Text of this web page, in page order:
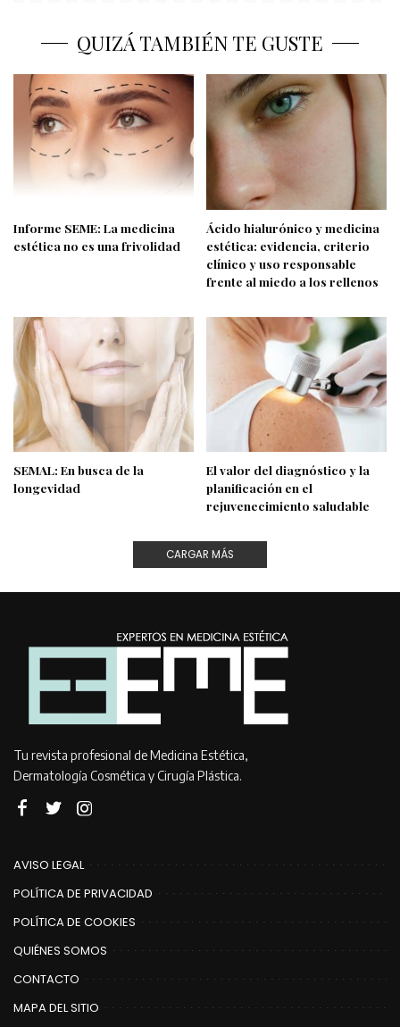
QUIZÁ TAMBIÉN TE GUSTE
Informe SEME: La medicina
estética no es una frivolidad
Ácido hialurónico y medicina
estética: evidencia, criterio
clínico y uso responsable
frente al miedo a los rellenos
SEMAL: En busca de la
longevidad
El valor del diagnóstico y la
planificación en el
rejuvenecimiento saludable
CARGAR MÁS
Tu revista profesional de Medicina Estética,
Dermatología Cosmética y Cirugía Plástica.
AVISO LEGAL
POLÍTICA DE PRIVACIDAD
POLÍTICA DE COOKIES
QUIÉNES SOMOS
CONTACTO
MAPA DEL SITIO